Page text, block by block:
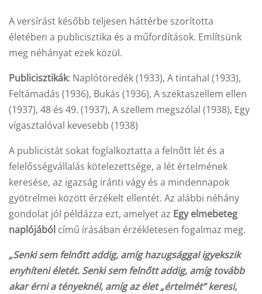
A versírást később teljesen háttérbe szorította
életében a publicisztika és a műfordítások. Említsünk
meg néhányat ezek közül.
Publicisztikák: Naplótöredék (1933), A tintahal (1933),
Feltámadás (1936), Bukás (1936), A szektaszellem ellen
(1937), 48 és 49. (1937), A szellem megszólal (1938), Egy
vígasztalóval kevesebb (1938)
A publicistát sokat foglalkoztatta a felnőtt lét és a
felelősségvállalás kötelezettsége, a lét értelmének
keresése, az igazság iránti vágy és a mindennapok
gyötrelmei között érzékelt ellentét. Az alábbi néhány
gondolat jól példázza ezt, amelyet az Egy elmebeteg
naplójából című írásában érzékletesen fogalmaz meg.
„Senki sem felnőtt addig, amíg hazugsággal igyekszik
enyhíteni életét. Senki sem felnőtt addig, amíg tovább
akar érni a tényeknél, amíg az élet „értelmét” keresi,